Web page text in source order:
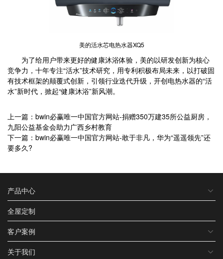
美的活水芯电热水器XQ5
为了给用户带来更好的健康沐浴体验，美的以研发创新为核心
竞争力，十年专注“活水”技术研究，用专利积极布局未来，以打破固
有技术框架的颠覆式创新，引领行业迭代升级，开创电热水器的“活
水”新时代，掀起“健康沐浴”新风潮。
上一篇：bwin必赢唯一中国官方网站-捐赠350万建35所公益厨房，
九阳公益基金会助力广西乡村教育
下一篇：bwin必赢唯一中国官方网站-敢于非凡，华为“遥遥领先”还
要多久?
产品中心
全屋定制
客户案例
关于我们